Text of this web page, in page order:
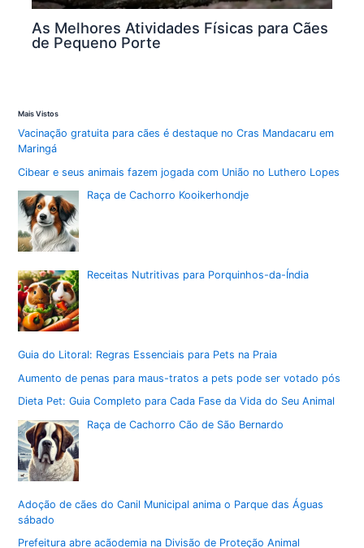
As Melhores Atividades Físicas para Cães
de Pequeno Porte
Mais Vistos
Vacinação gratuita para cães é destaque no Cras Mandacaru em
Maringá
Cibear e seus animais fazem jogada com União no Luthero Lopes
Raça de Cachorro Kooikerhondje
Receitas Nutritivas para Porquinhos-da-Índia
Guia do Litoral: Regras Essenciais para Pets na Praia
Aumento de penas para maus-tratos a pets pode ser votado pós
Dieta Pet: Guia Completo para Cada Fase da Vida do Seu Animal
Raça de Cachorro Cão de São Bernardo
Adoção de cães do Canil Municipal anima o Parque das Águas
sábado
Prefeitura abre acãodemia na Divisão de Proteção Animal